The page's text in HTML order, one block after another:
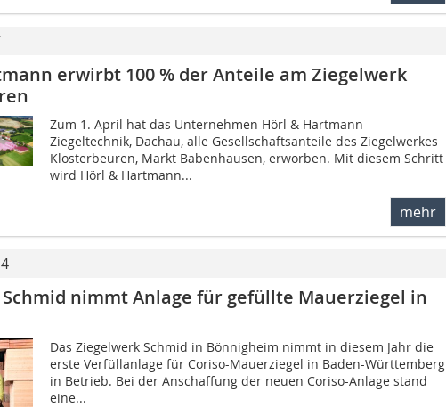
erwirbt 100 % der Anteile am Ziegelwerk
Zum 1. April hat das Unternehmen Hörl & Hartmann
Ziegeltechnik, Dachau, alle Gesellschaftsanteile des Ziegelwerkes
Klosterbeuren, Markt Babenhausen, erworben. Mit diesem Schritt
wird Hörl & Hartmann...
mehr
nimmt Anlage für gefüllte Mauerziegel in
Das Ziegelwerk Schmid in Bönnigheim nimmt in diesem Jahr die
erste Verfüllanlage für Coriso-Mauerziegel in Baden-Württemberg
in Betrieb. Bei der Anschaffung der neuen Coriso-Anlage stand
eine...